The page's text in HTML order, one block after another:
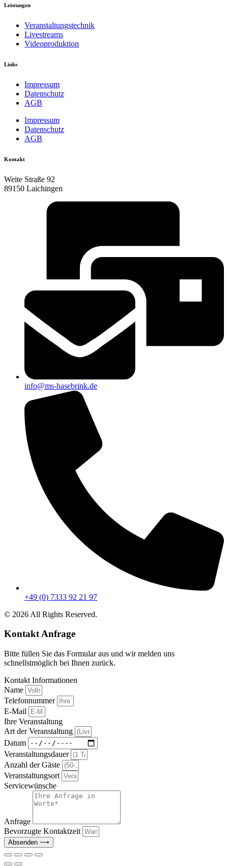
Leistungen
Veranstaltungstechnik
Livestreams
Videoproduktion
Links
Impressum
Datenschutz
AGB
Impressum
Datenschutz
AGB
Kontakt
Weite Straße 92
89150 Laichingen
info@ms-hasebrink.de
+49 (0) 7333 92 21 97
© 2026 All Rights Reserved.
Kontakt Anfrage
Bitte füllen Sie das Formular aus und wir melden uns
schnellstmöglich bei Ihnen zurück.
Kontakt Informationen
Name
Telefonnummer
E-Mail
Ihre Veranstaltung
Art der Veranstaltung
Datum
Veranstaltungsdauer
Anzahl der Gäste
Veranstaltungsort
Servicewünsche
Anfrage
Bevorzugte Kontaktzeit
Absenden ⟶